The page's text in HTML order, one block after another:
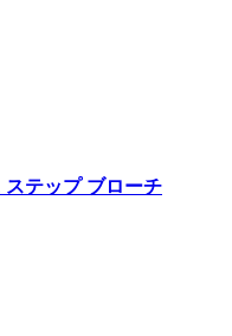
ステップ ブローチ